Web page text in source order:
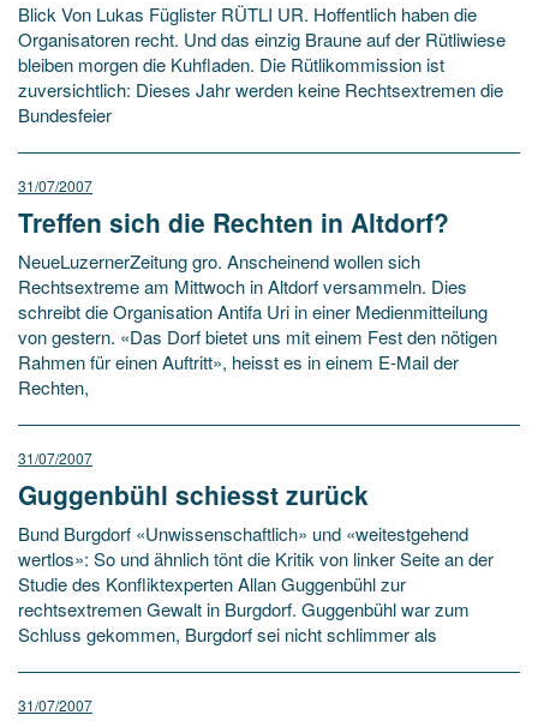
Blick Von Lukas Füglister RÜTLI UR. Hoffentlich haben die
Organisatoren recht. Und das einzig Braune auf der Rütliwiese
bleiben morgen die Kuhfladen. Die Rütlikommission ist
zuversichtlich: Dieses Jahr werden keine Rechtsextremen die
Bundesfeier
31/07/2007
Treffen sich die Rechten in Altdorf?
NeueLuzernerZeitung gro. Anscheinend wollen sich
Rechtsextreme am Mittwoch in Altdorf versammeln. Dies
schreibt die Organisation Antifa Uri in einer Medienmitteilung
von gestern. «Das Dorf bietet uns mit einem Fest den nötigen
Rahmen für einen Auftritt», heisst es in einem E-Mail der
Rechten,
31/07/2007
Guggenbühl schiesst zurück
Bund Burgdorf «Unwissenschaftlich» und «weitestgehend
wertlos»: So und ähnlich tönt die Kritik von linker Seite an der
Studie des Konfliktexperten Allan Guggenbühl zur
rechtsextremen Gewalt in Burgdorf. Guggenbühl war zum
Schluss gekommen, Burgdorf sei nicht schlimmer als
31/07/2007